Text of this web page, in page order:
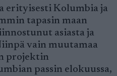
erityisesti Kolumbia ja
tapasin maan
asiasta ja
vain muutamaa
projektin
passin elokuussa,